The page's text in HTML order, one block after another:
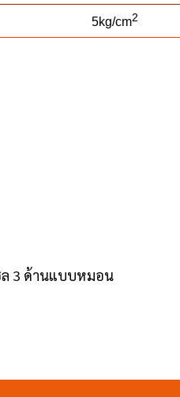
5kg/cm2
3 ด้านแบบหมอน